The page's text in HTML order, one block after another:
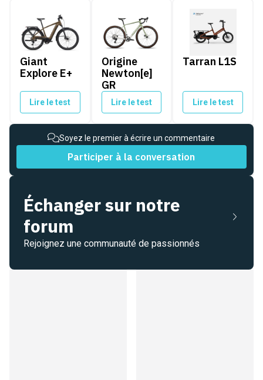
Giant Explore E+
Giant
Explore E+
Lire le test
Origine Newton[e] GR
Origine
Newton[e]
GR
Lire le test
Tarran L1S
Tarran L1S
Lire le test
Soyez le premier à écrire un commentaire
Participer à la conversation
Échanger sur notre
forum
Rejoignez une communauté de passionnés